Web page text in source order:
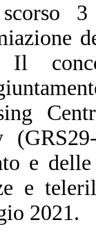
e
e
2021.